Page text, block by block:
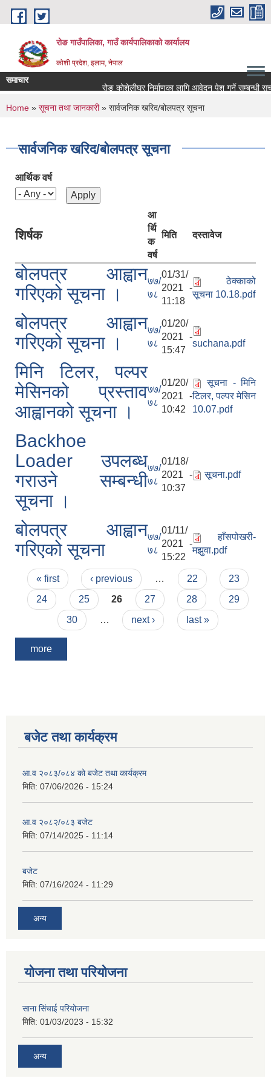
Skip to main content
रोङ गाउँपालिका, गाउँ कार्यपालिकाको कार्यालय
कोशी प्रदेश, इलाम, नेपाल
समाचार
रोङ कोशेलीघर निर्माणका लागि आवेदन पेश गर्ने सम्बन्धी सूचना.
You are here
Home » सूचना तथा जानकारी» सार्वजनिक खरिद/बोलपत्र सूचना
सार्वजनिक खरिद/बोलपत्र सूचना
आर्थिक वर्ष
शिर्षक
आ
र्थि
क
वर्ष
मिति दस्तावेज
बोलपत्र आह्वान
गरिएको सूचना ।
७७/
७८
01/31/
2021 -
11:18
ठेक्काको
सूचना 10.18.pdf
बोलपत्र आह्वान
गरिएको सूचना ।
७७/
७८
01/20/
2021 -
15:47
suchana.pdf
मिनि टिलर, पल्पर
मेसिनको प्रस्ताव
आह्वानको सूचना ।
७७/
७८
01/20/
2021 -
10:42
सूचना - मिनि
टिलर, पल्पर मेसिन
10.07.pdf
Backhoe
Loader उपलब्ध
गराउने सम्बन्धी
सूचना ।
७७/
७८
01/18/
2021 -
10:37
सूचना.pdf
बोलपत्र आह्वान
गरिएको सूचना
७७/
७८
01/11/
2021 -
15:22
हाँसपोखरी-
मझुवा.pdf
Pages
« first ‹ previous … 22
23
24
25 26 27 28
29
30
… next › last »
more
बजेट तथा कार्यक्रम
आ.व २०८३/०८४ को बजेट तथा कार्यक्रम
मिति: 07/06/2026 - 15:24
आ.व २०८२/०८३ बजेट
मिति: 07/14/2025 - 11:14
बजेट
मिति: 07/16/2024 - 11:29
अन्य
योजना तथा परियोजना
साना सिंचाई परियोजना
मिति: 01/03/2023 - 15:32
अन्य